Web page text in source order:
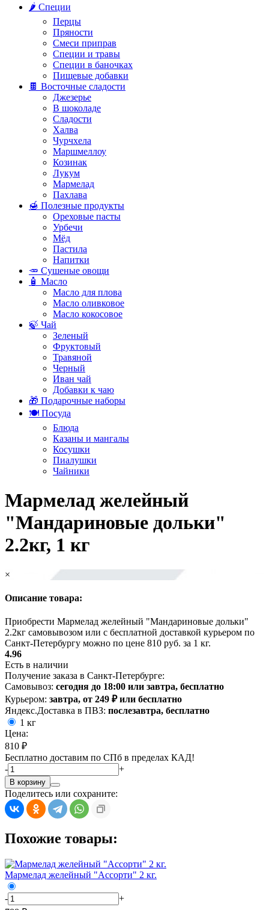
🌶️ Специи
Перцы
Пряности
Смеси приправ
Специи и травы
Специи в баночках
Пищевые добавки
🍫 Восточные сладости
Джезерье
В шоколаде
Сладости
Халва
Чурчхела
Маршмеллоу
Козинак
Лукум
Мармелад
Пахлава
🍯 Полезные продукты
Ореховые пасты
Урбечи
Мёд
Пастила
Напитки
🥕 Сушеные овощи
🧴 Масло
Масло для плова
Масло оливковое
Масло кокосовое
🍃 Чай
Зеленый
Фруктовый
Травяной
Черный
Иван чай
Добавки к чаю
🎁 Подарочные наборы
🍽️ Посуда
Блюда
Казаны и мангалы
Косушки
Пиалушки
Чайники
Мармелад желейный
"Мандариновые дольки"
2.2кг, 1 кг
×
Описание товара:
Приобрести Мармелад желейный "Мандариновые дольки"
2.2кг самовывозом или с бесплатной доставкой курьером по
Санкт-Петербургу можно по цене 810 руб. за 1 кг.
4.96
Есть в наличии
Получение заказа в Санкт-Петербурге:
Самовывоз: сегодня до 18:00 или завтра, бесплатно
Курьером: завтра, от 249 ₽ или бесплатно
Яндекс.Доставка в ПВЗ: послезавтра, бесплатно
1 кг
Цена:
810 ₽
Бесплатно доставим по СПб в пределах КАД!
-
+
В корзину
Поделитесь или сохраните:
Похожие товары:
Мармелад желейный "Ассорти" 2 кг.
-
+